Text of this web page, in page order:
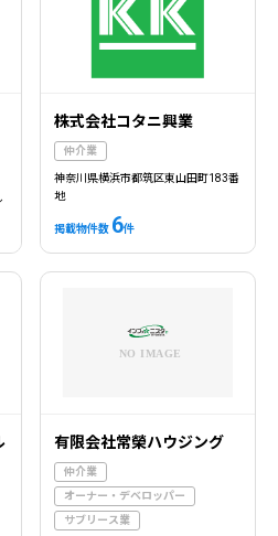
株式会社コタニ興業
仲介業
神奈川県横浜市都筑区東山田町183番
地
掲載物件数 6件
有限会社常榮ハウジング
仲介業
オーナー・デベロッパー
サブリース業